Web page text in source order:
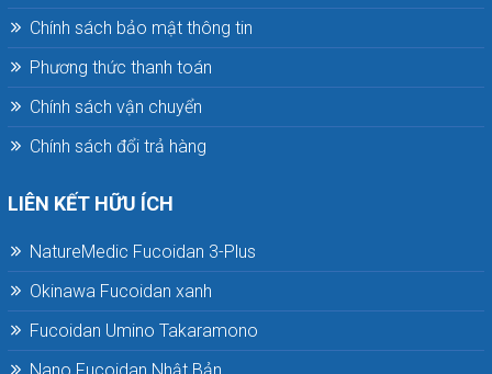
Chính sách bảo mật thông tin
Phương thức thanh toán
Chính sách vận chuyển
Chính sách đổi trả hàng
LIÊN KẾT HỮU ÍCH
NatureMedic Fucoidan 3-Plus
Okinawa Fucoidan xanh
Fucoidan Umino Takaramono
Nano Fucoidan Nhật Bản